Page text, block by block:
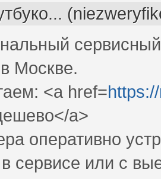
Москве.
<a href=
a>
оперативно
в сервисе или с